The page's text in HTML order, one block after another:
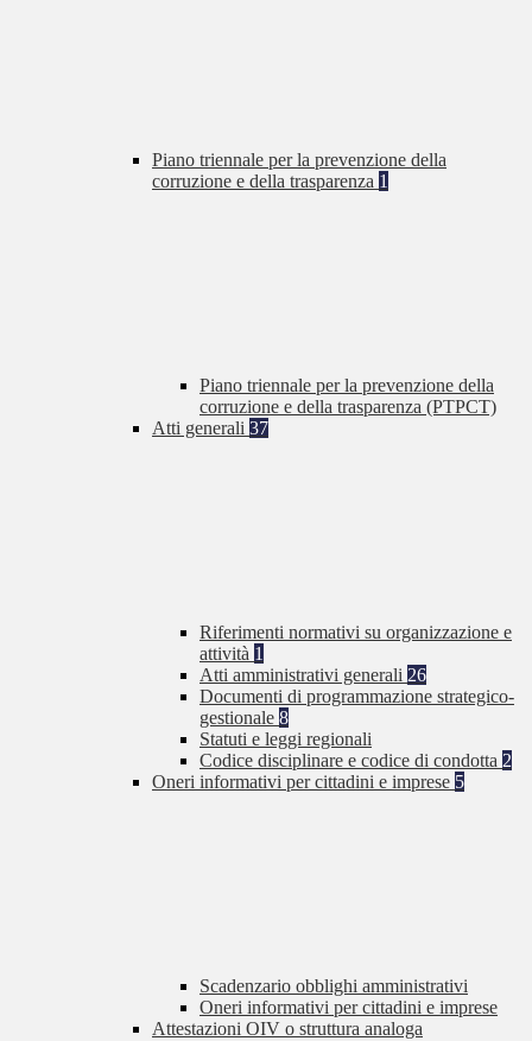
Piano triennale per la prevenzione della
corruzione e della trasparenza 1
Piano triennale per la prevenzione della
corruzione e della trasparenza (PTPCT)
Atti generali 37
Riferimenti normativi su organizzazione e
attività 1
Atti amministrativi generali 26
Documenti di programmazione strategico-
gestionale 8
Statuti e leggi regionali
Codice disciplinare e codice di condotta 2
Oneri informativi per cittadini e imprese 5
Scadenzario obblighi amministrativi
Oneri informativi per cittadini e imprese
Attestazioni OIV o struttura analoga